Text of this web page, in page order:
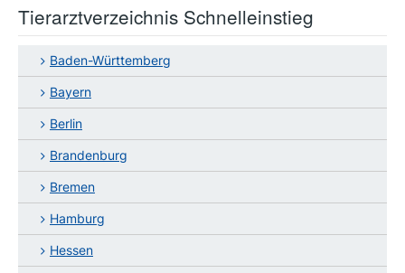
Tierarztverzeichnis Schnelleinstieg
Baden-Württemberg
Bayern
Berlin
Brandenburg
Bremen
Hamburg
Hessen